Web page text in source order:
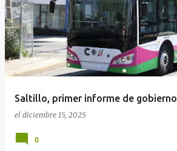
Saltillo, primer informe de
el diciembre 15, 2025
0